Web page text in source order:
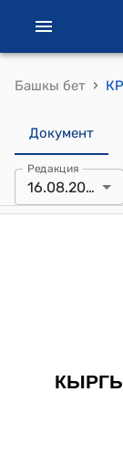
Башкы бет ›
Документ
Редакция
16.08.2011